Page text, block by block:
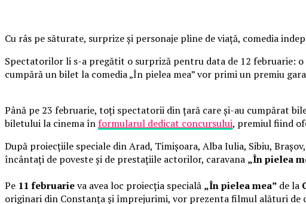
Cu râs pe săturate, surprize și personaje pline de viață, comedia
Spectatorilor li s-a pregătit o surpriză pentru data de 12 februarie:
cumpără un bilet la comedia „În pielea mea” vor primi un premiu
Până pe 23 februarie, toți spectatorii din țară care și-au cumpărat
biletului la cinema înformularul dedicat concursului, premiul fiind
După proiecțiile speciale din Arad, Timișoara, Alba Iulia, Sibiu,
încântați de poveste și de prestațiile actorilor, caravana „În pielea
Pe 11 februarieva avea loc proiecția specială „În pielea mea” de la
originari din Constanța și împrejurimi, vor prezenta filmul alături de